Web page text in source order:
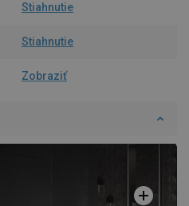
Stiahnutie
Stiahnutie
Zobraziť